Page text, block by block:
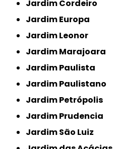
Jardim Cordeiro
Jardim Europa
Jardim Leonor
Jardim Marajoara
Jardim Paulista
Jardim Paulistano
Jardim Petrópolis
Jardim Prudencia
Jardim São Luiz